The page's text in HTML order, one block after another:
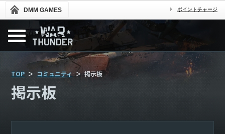
DMM GAMES ポイントチャージ
TOP コミュニティ 掲示板
掲示板